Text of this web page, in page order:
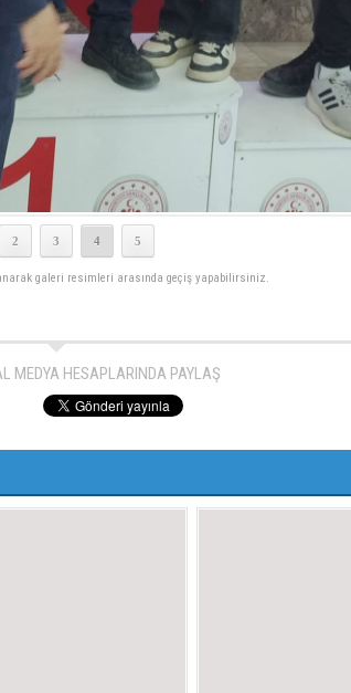
2 3 4 5
galeri resimleri arasında geçiş yapabilirsiniz.
MEDYA HESAPLARINDA PAYLAŞ